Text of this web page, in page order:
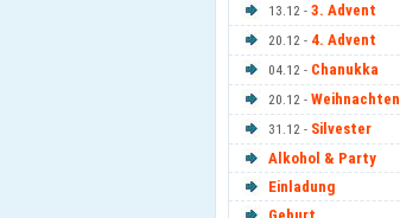
13.12 - 3. Advent
20.12 - 4. Advent
04.12 - Chanukka
20.12 - Weihnachten
31.12 - Silvester
Alkohol & Party
Einladung